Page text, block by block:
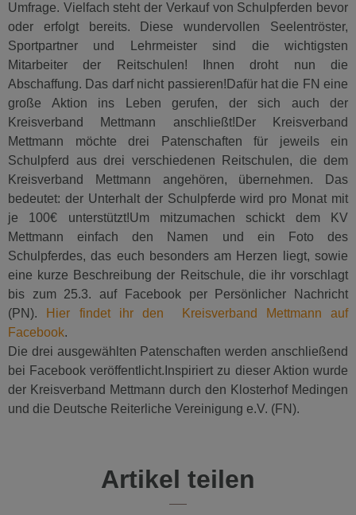
Umfrage. Vielfach steht der Verkauf von Schulpferden bevor
oder erfolgt bereits. Diese wundervollen Seelentröster,
Sportpartner und Lehrmeister sind die wichtigsten
Mitarbeiter der Reitschulen! Ihnen droht nun die
Abschaffung. Das darf nicht passieren!Dafür hat die FN eine
große Aktion ins Leben gerufen, der sich auch der
Kreisverband Mettmann anschließt!Der Kreisverband
Mettmann möchte drei Patenschaften für jeweils ein
Schulpferd aus drei verschiedenen Reitschulen, die dem
Kreisverband Mettmann angehören, übernehmen. Das
bedeutet: der Unterhalt der Schulpferde wird pro Monat mit
je 100€ unterstützt!Um mitzumachen schickt dem KV
Mettmann einfach den Namen und ein Foto des
Schulpferdes, das euch besonders am Herzen liegt, sowie
eine kurze Beschreibung der Reitschule, die ihr vorschlagt
bis zum 25.3. auf Facebook per Persönlicher Nachricht
(PN).
Hier findet ihr den Kreisverband Mettmann auf
Facebook.
Die drei ausgewählten Patenschaften werden anschließend
bei Facebook veröffentlicht.Inspiriert zu dieser Aktion wurde
der Kreisverband Mettmann durch den Klosterhof Medingen
und die Deutsche Reiterliche Vereinigung e.V. (FN).
Artikel teilen